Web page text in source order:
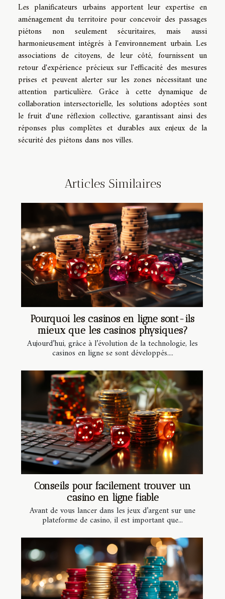
Les planificateurs urbains apportent leur expertise en
aménagement du territoire pour concevoir des passages
piétons non seulement sécuritaires, mais aussi
harmonieusement intégrés à l'environnement urbain. Les
associations de citoyens, de leur côté, fournissent un
retour d'expérience précieux sur l'efficacité des mesures
prises et peuvent alerter sur les zones nécessitant une
attention particulière. Grâce à cette dynamique de
collaboration intersectorielle, les solutions adoptées sont
le fruit d'une réflexion collective, garantissant ainsi des
réponses plus complètes et durables aux enjeux de la
sécurité des piétons dans nos villes.
Articles Similaires
Pourquoi les casinos en ligne sont-ils
mieux que les casinos physiques?
Aujourd’hui, grâce à l’évolution de la technologie, les
casinos en ligne se sont développés....
Conseils pour facilement trouver un
casino en ligne fiable
Avant de vous lancer dans les jeux d’argent sur une
plateforme de casino, il est important que...